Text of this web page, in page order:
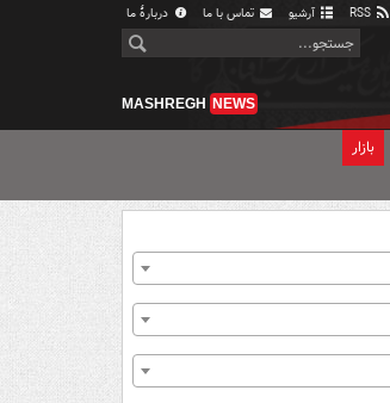
آرشیو تماس با ما دربارهٔ ما
MASHREGH NEWS
بازار